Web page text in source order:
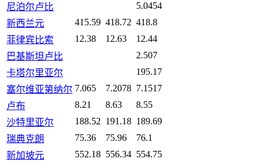
尼泊尔卢比
5.0454
新西兰元
415.59 418.72 418.8
菲律宾比索
12.38 12.63
12.44
巴基斯坦卢比
2.507
卡塔尔里亚尔
195.17
塞尔维亚第纳尔 7.065 7.2078 7.1517
卢布
8.21 8.63
8.55
沙特里亚尔
188.52 191.18 189.69
瑞典克朗
75.36 75.96
76.1
新加坡元
552.18 556.34 554.75